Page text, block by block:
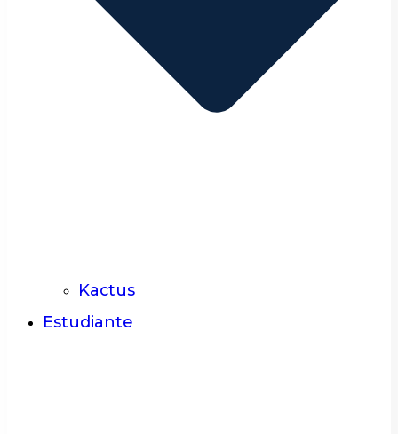
Kactus
Estudiante